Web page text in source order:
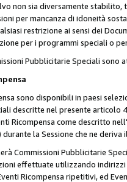
non sia diversamente
per mancanza di idoneità
restrizione ai sensi dei
per i programmi speciali o
Pubblicitarie Speciali sono
sono disponibili in paesi
descritte nel presente articolo
Ricompensa come descritto
durante la Sessione che ne
Commissioni Pubblicitarie
effettuate utilizzando
Ricompensa ripetitivi, ed